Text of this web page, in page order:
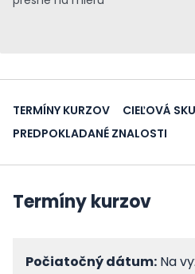
TERMÍNY KURZOV CIEĽOVÁ
PREDPOKLADANÉ ZNALOSTI
Termíny kurzov
Počiatočný dátum: Na